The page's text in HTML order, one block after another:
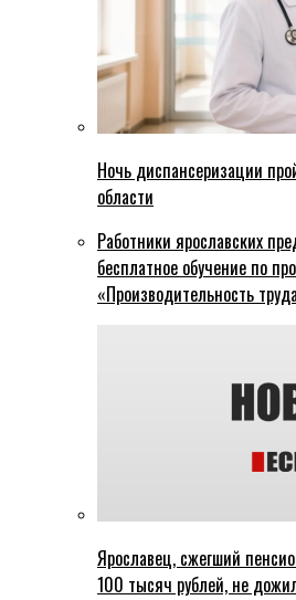
Ночь диспансеризации
области
Работники ярославских
бесплатное обучение по
«Производительность
Ярославец, сжегший
100 тысяч рублей, не